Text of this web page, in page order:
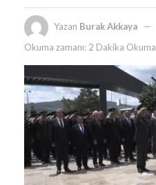
Yazan Burak Akkaya
Okuma zamanı: 2 Dakika Okuma